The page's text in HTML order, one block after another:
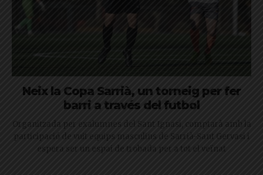
Neix la Copa Sarrià, un torneig per fer
barri a través del futbol
Organitzada per exalumnes del Sant Ignasi, comptarà amb la
participació de vuit equips masculins de Sarrià-Sant Gervasi i
espera ser un espai de trobada per a tot el veïnat